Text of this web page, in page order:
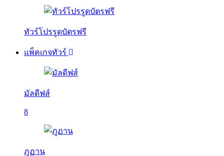
ทัวร์โปรรูดบัตรฟรี
แพ็คเกจทัวร์
มัลดีฟส์
8
ภูฏาน